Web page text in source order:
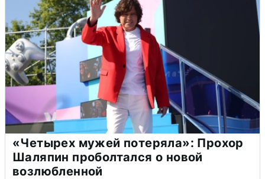
«Четырех мужей потеряла»: Прохор
Шаляпин проболтался о новой
возлюбленной